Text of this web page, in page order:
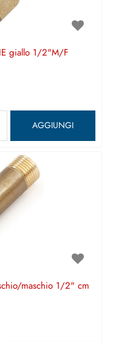
giallo 1/2"M/F
AGGIUNGI
maschio 1/2" cm